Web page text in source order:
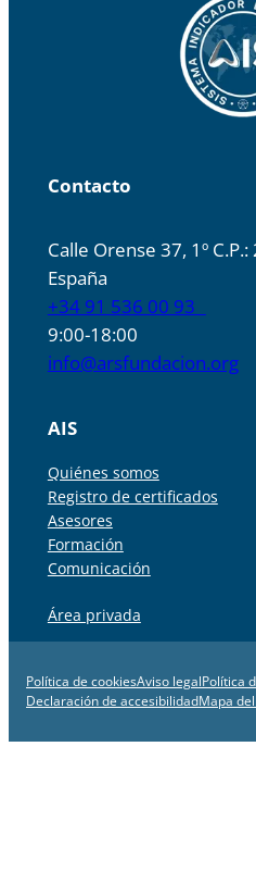
Contacto
Calle Orense 37, 1º
España
+34 91 536 00 93
9:00-18:00
info@arsfundacion.org
AIS
Quiénes somos
Registro de certificados
Asesores
Formación
Comunicación
Área privada
Política de cookiesAviso legalPolítica
Declaración de accesibilidadMapa